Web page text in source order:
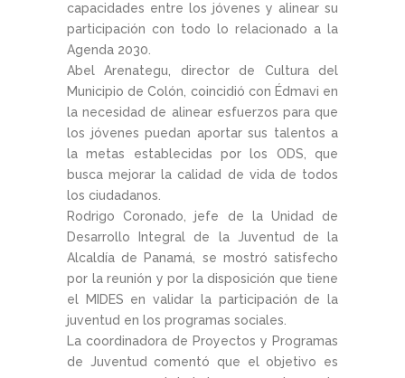
capacidades entre los jóvenes y alinear su
participación con todo lo relacionado a la
Agenda 2030.
Abel Arenategu, director de Cultura del
Municipio de Colón, coincidió con Édmavi en
la necesidad de alinear esfuerzos para que
los jóvenes puedan aportar sus talentos a
la metas establecidas por los ODS, que
busca mejorar la calidad de vida de todos
los ciudadanos.
Rodrigo Coronado, jefe de la Unidad de
Desarrollo Integral de la Juventud de la
Alcaldía de Panamá, se mostró satisfecho
por la reunión y por la disposición que tiene
el MIDES en validar la participación de la
juventud en los programas sociales.
La coordinadora de Proyectos y Programas
de Juventud comentó que el objetivo es